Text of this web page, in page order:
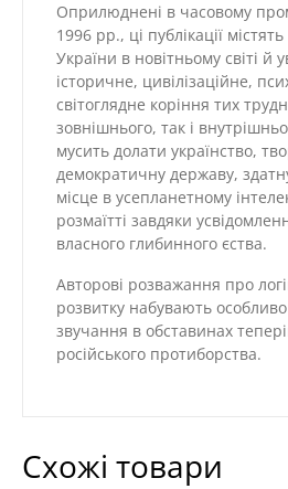
Оприлюднені в часовому
1996 рр., ці публікації містять
України в новітньому світі
історичне, цивілізаційне,
світоглядне коріння тих
зовнішнього, так і
мусить долати українство,
демократичну державу,
місце в усепланетному
розмаїтті завдяки
власного глибинного єства.
Авторові розважання про
розвитку набувають
звучання в обставинах
російського протиборства.
Схожі товари